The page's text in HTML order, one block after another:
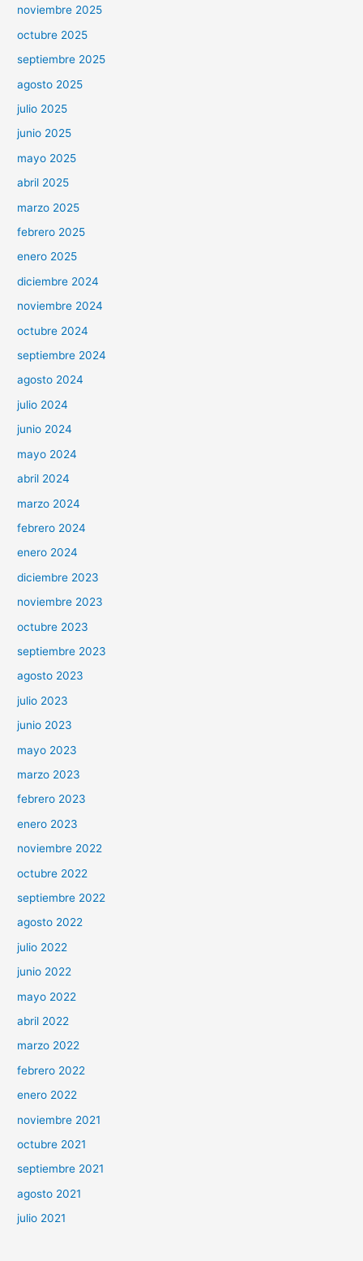
noviembre 2025
octubre 2025
septiembre 2025
agosto 2025
julio 2025
junio 2025
mayo 2025
abril 2025
marzo 2025
febrero 2025
enero 2025
diciembre 2024
noviembre 2024
octubre 2024
septiembre 2024
agosto 2024
julio 2024
junio 2024
mayo 2024
abril 2024
marzo 2024
febrero 2024
enero 2024
diciembre 2023
noviembre 2023
octubre 2023
septiembre 2023
agosto 2023
julio 2023
junio 2023
mayo 2023
marzo 2023
febrero 2023
enero 2023
noviembre 2022
octubre 2022
septiembre 2022
agosto 2022
julio 2022
junio 2022
mayo 2022
abril 2022
marzo 2022
febrero 2022
enero 2022
noviembre 2021
octubre 2021
septiembre 2021
agosto 2021
julio 2021